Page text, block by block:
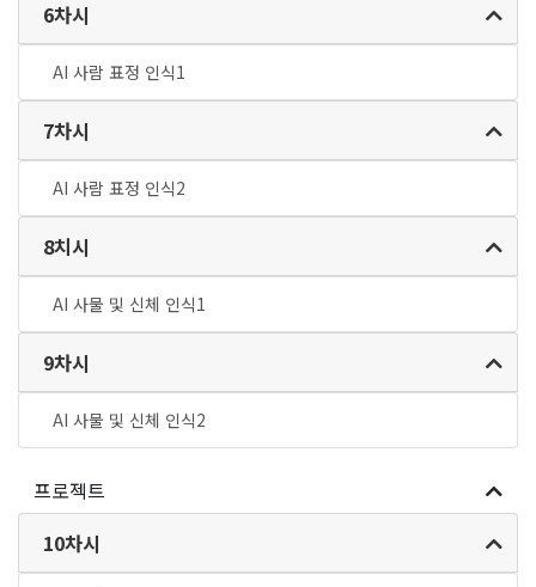
6차시
AI 사람 표정 인식1
7차시
AI 사람 표정 인식2
8치시
AI 사물 및 신체 인식1
9차시
AI 사물 및 신체 인식2
프로젝트
10차시